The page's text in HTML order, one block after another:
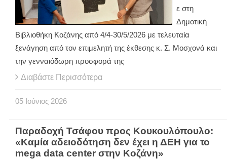
ε στη
Δημοτική
Βιβλιοθήκη Κοζάνης από 4/4-30/5/2026 με τελευταία
ξενάγηση από τον επιμελητή της έκθεσης κ. Σ. Μοσχονά και
την γενναιόδωρη προσφορά της
Διαβάστε Περισσότερα
05 Ιούνιος 2026
Παραδοχή Τσάφου προς Κουκουλόπουλο:
«Καμία αδειοδότηση δεν έχει η ΔΕΗ για το
mega data center στην Κοζάνη»